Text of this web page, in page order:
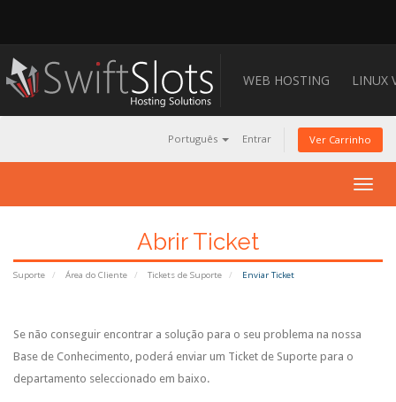
WEB HOSTING LINUX
Português Entrar Ver Carrinho
Abrir Ticket
Suporte Área do Cliente Tickets de Suporte Enviar Ticket
Se não conseguir encontrar a solução para o seu problema na nossa
Base de Conhecimento, poderá enviar um Ticket de Suporte para o
departamento seleccionado em baixo.